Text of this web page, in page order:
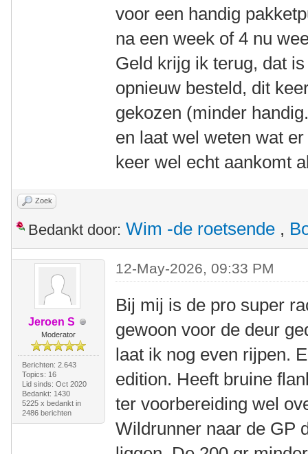
voor een handig
na een week of 4 nu
Geld krijg ik terug, dat
opnieuw besteld, dit
gekozen (minder
en laat wel weten wat
keer wel echt aankomt
Zoek
Bedankt door: Wim -de roetsende ,
Jeroen S
Moderator
Berichten: 2.643
Topics: 16
Lid sinds: Oct 2020
Bedankt: 1430
5225 x bedankt in
2486 berichten
12-May-2026, 09:33 PM
Bij mij is de pro super
gewoon voor de deur
laat ik nog even rijpen.
edition. Heeft bruine
ter voorbereiding wel
Wildrunner naar de GP